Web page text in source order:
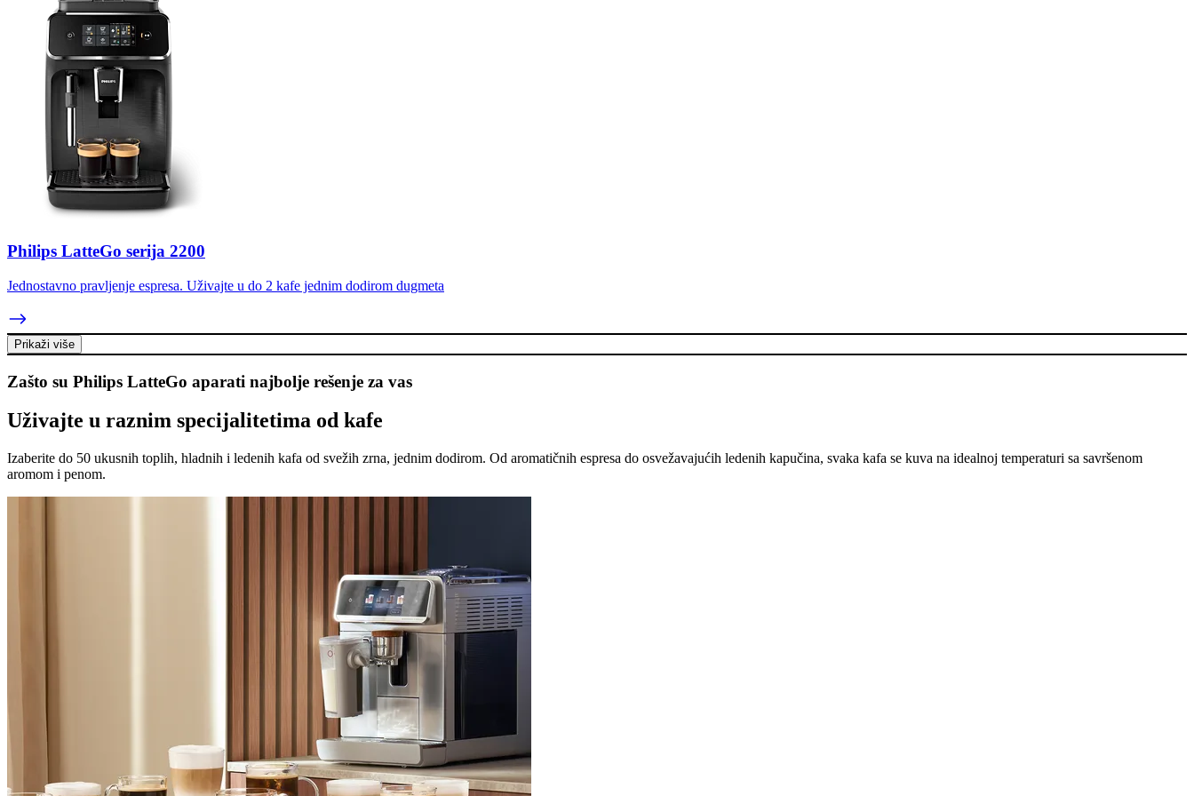
Philips LatteGo serija 2200
Jednostavno pravljenje espresa. Uživajte u do 2 kafe jednim dodirom dugmeta
Prikaži više
Zašto su Philips LatteGo aparati najbolje rešenje za vas
Uživajte u raznim specijalitetima od kafe
Izaberite do 50 ukusnih toplih, hladnih i ledenih kafa od svežih zrna, jednim dodirom. Od aromatičnih espresa do osvežavajućih ledenih kapučina, svaka kafa se kuva na idealnoj temperaturi sa savršenom
aromom i penom.